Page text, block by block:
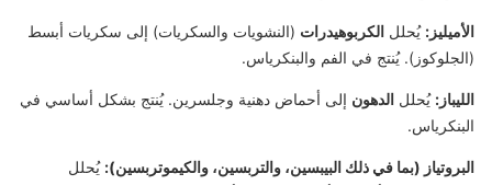
الأميليز: يُحلل الكربوهيدرات (النشويات والسكريات) إلى سكريات أبسط
(الجلوكوز). يُنتج في الفم والبنكرياس.
الليباز: يُحلل الدهون إلى أحماض دهنية وجلسرين. يُنتج بشكل أساسي في
البنكرياس.
البروتياز (بما في ذلك البيبسين، والتربسين، والكيموتربسين): يُحلل